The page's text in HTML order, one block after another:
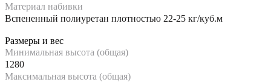
Материал набивки
Вспененный полиуретан плотностью 22-25 кг/куб.м
Размеры и вес
Минимальная высота (общая)
1280
Максимальная высота (общая)